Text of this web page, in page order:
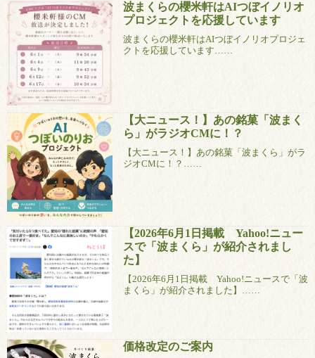
波まくらの櫻米軒はAIつぼイノリオ
プロジェクトを応援しています
波まくらの櫻米軒はAIつぼイノリオプロジェ
クトを応援しています……
【大ニュース！】あの銘菓「波まく
ら」がラジオCMに！？
【大ニュース！】あの銘菓「波まくら」がラ
ジオCMに！？……
【2026年6月1日掲載 Yahoo!ニュー
スで「波まくら」が紹介されまし
た】
【2026年6月1日掲載 Yahoo!ニュースで「波
まくら」が紹介されました】……
価格改定のご案内